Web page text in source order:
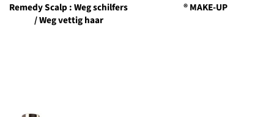
Remedy Scalp : Weg schilfers
/ Weg vettig haar
® MAKE-UP